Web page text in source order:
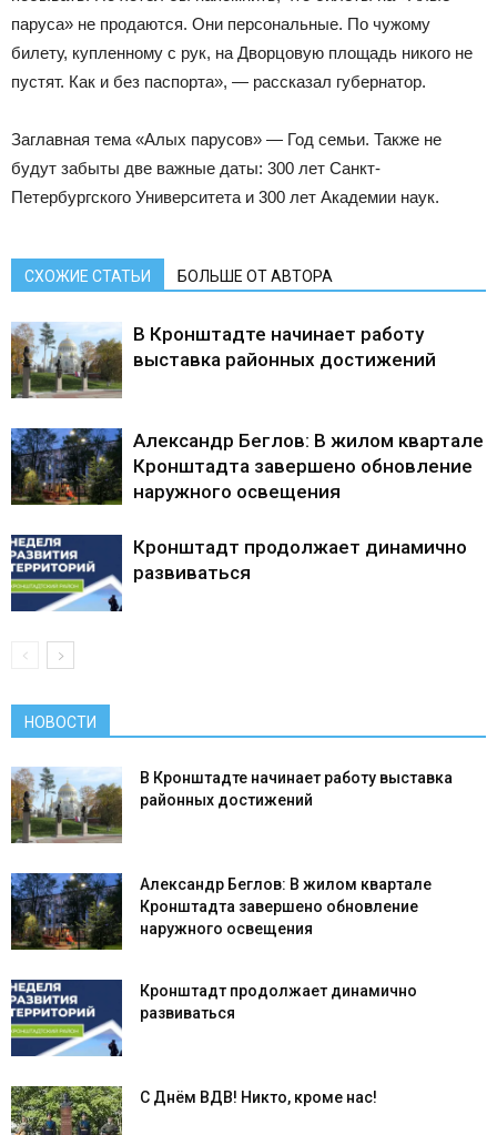
паруса» не продаются. Они персональные. По чужому
билету, купленному с рук, на Дворцовую площадь никого не
пустят. Как и без паспорта», — рассказал губернатор.
Заглавная тема «Алых парусов» — Год семьи. Также не
будут забыты две важные даты: 300 лет Санкт-
Петербургского Университета и 300 лет Академии наук.
СХОЖИЕ СТАТЬИ БОЛЬШЕ ОТ АВТОРА
В Кронштадте начинает работу
выставка районных достижений
Александр Беглов: В жилом квартале
Кронштадта завершено обновление
наружного освещения
Кронштадт продолжает динамично
развиваться
НОВОСТИ
В Кронштадте начинает работу выставка
районных достижений
Александр Беглов: В жилом квартале
Кронштадта завершено обновление
наружного освещения
Кронштадт продолжает динамично
развиваться
С Днём ВДВ! Никто, кроме нас!